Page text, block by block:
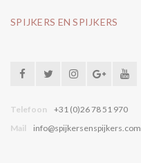
SPIJKERS EN SPIJKERS
Telefoon
+31 (0)26 78 51 970
Mail
info@spijkersenspijkers.com